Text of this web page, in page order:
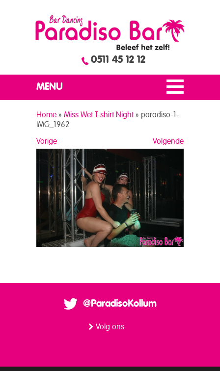
0511 45 12 12
MENU
Home » Miss Wet T-shirt Night » paradiso-1-
IMG_1962
Volgende
Vorige
@ParadisoKollum
Volg ons